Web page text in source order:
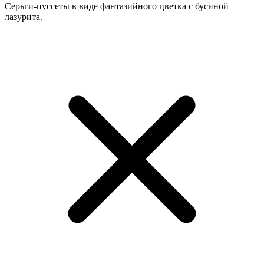
Серьги-пуссеты в виде фантазийного цветка с бусиной
лазурита.